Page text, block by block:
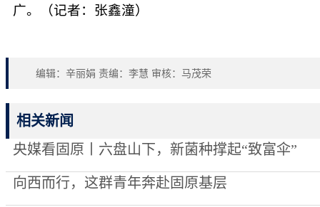
广。（记者：张鑫潼）
编辑：辛丽娟 责编：李慧 审核：马茂荣
相关新闻
央媒看固原丨六盘山下，新菌种撑起“致富伞”
向西而行，这群青年奔赴固原基层